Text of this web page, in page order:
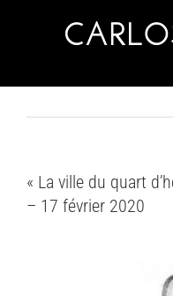
« La ville du quart
– 17 février 2020